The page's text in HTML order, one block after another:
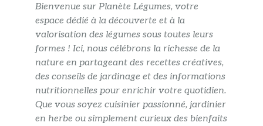
Bienvenue sur Planète Légumes, votre
espace dédié à la découverte et à la
valorisation des légumes sous toutes leurs
formes ! Ici, nous célébrons la richesse de la
nature en partageant des recettes créatives,
des conseils de jardinage et des informations
nutritionnelles pour enrichir votre quotidien.
Que vous soyez cuisinier passionné, jardinier
en herbe ou simplement curieux des bienfaits